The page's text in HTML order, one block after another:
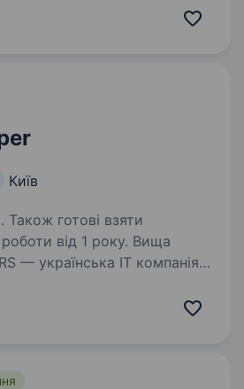
Developer (.NET +
Київ
Також готові взяти
від 1 року. Вища
програмного